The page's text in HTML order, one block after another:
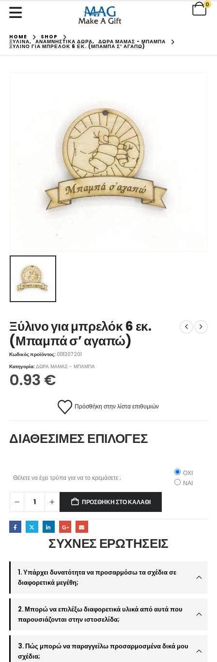
0
HOME SHOP
ΞΥΛΙΝΑ, ΑΝΑΜΝΗΣΤΙΚΑ ΔΩΡΑ, ΔΩΡΑ ΜΑΜΑΣ - ΜΠΑΜΠΑ
ΞΎΛΙΝΟ ΓΙΑ ΜΠΡΕΛΌΚ 6 ΕΚ. (ΜΠΑΜΠΆ Σ’ ΑΓΑΠΏ)
Ξύλινο για μπρελόκ 6 εκ.
(Μπαμπά σ’ αγαπώ)
Κωδικός προϊόντος: 0111307201
Κατηγορία:ΔΩΡΑ ΜΑΜΑΣ - ΜΠΑΜΠΑ
0.93 €
Πρόσθήκη στην λίστα επιθυμιών
ΔΙΑΘΕΣΙΜΕΣ ΕΠΙΛΟΓΕΣ
Θέλετε να έχει τρύπα για να το κρεμάσετε ;
ΟΧΙ
ΝΑΙ
ΠΡΟΣΘΉΚΗ ΣΤΟ ΚΑΛΆΘΙ
ΣΥΧΝΕΣ ΕΡΩΤΗΣΕΙΣ
1. Υπάρχει δυνατότητα να προσαρμόσω τα σχέδια σε
διαφορετικά μεγέθη;
2. Μπορώ να επιλέξω διαφορετικά υλικά από αυτά που
παρουσιάζονται στην ιστοσελίδα;
3. Πώς μπορώ να παραγγείλω προσαρμοσμένα δικά μου
σχέδια;